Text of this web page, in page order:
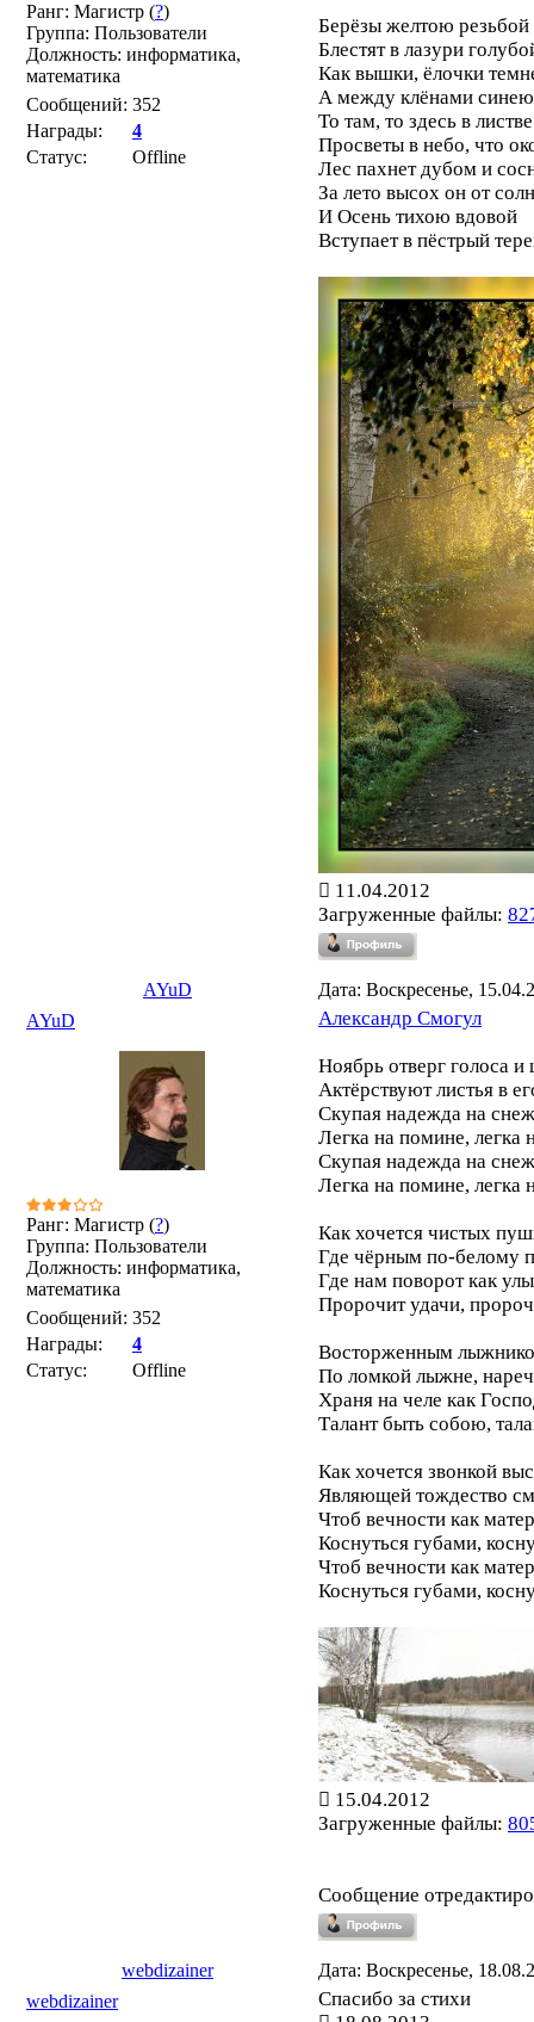
Ранг: Магистр (?)
Группа: Пользователи
Должность: информатика,
математика
Сообщений: 352
Награды:
4
Статус:
Offline
Берёзы желтою резьбой
Блестят в лазури
Как вышки, ёлочки
А между клёнами
То там, то здесь в
Просветы в небо, что
Лес пахнет дубом и
За лето высох он от
И Осень тихою вдовой
Вступает в пёстрый
11.04.2012
Загруженные файлы:
AYuD
Дата: Воскресенье,
AYuD
Ранг: Магистр (?)
Группа: Пользователи
Должность: информатика,
математика
Сообщений: 352
Награды:
4
Статус:
Offline
Александр Смогул
Ноябрь отверг голоса
Актёрствуют листья в
Скупая надежда на
Легка на помине, легка
Скупая надежда на
Легка на помине, легка
Как хочется чистых
Где чёрным по-белому
Где нам поворот как
Пророчит удачи,
Восторженным
По ломкой лыжне,
Храня на челе как
Талант быть собою,
Как хочется звонкой
Являющей тождество
Чтоб вечности как
Коснуться губами,
Чтоб вечности как
Коснуться губами,
15.04.2012
Загруженные файлы:
Сообщение
webdizainer
Дата: Воскресенье,
webdizainer
Спасибо за стихи